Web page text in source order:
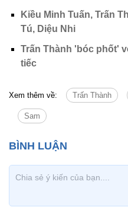
Kiều Minh Tuấn, Trấn
Tú, Diệu Nhi
Trấn Thành 'bóc phốt'
tiếc
Xem thêm về: Trấn Thành
Sam